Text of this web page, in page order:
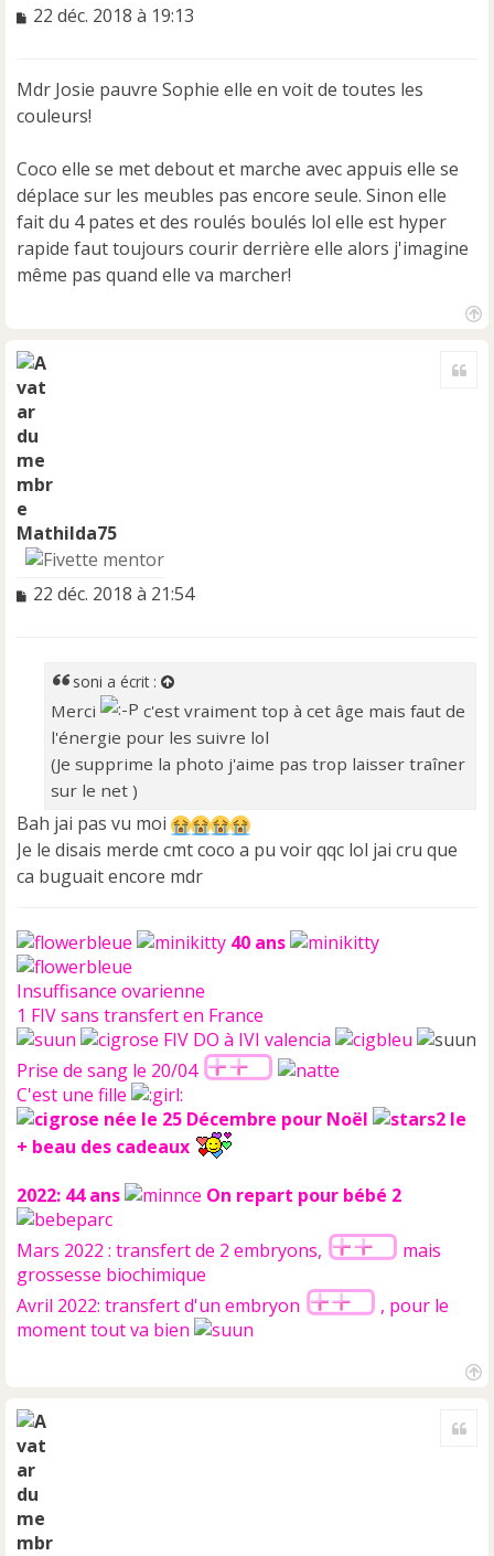
M
s
a
g
n
o
n
l
u
22 déc. 2018 à 19:13
Mdr Josie pauvre Sophie elle en voit de toutes les
couleurs!
Coco elle se met debout et marche avec appuis elle se
déplace sur les meubles pas encore seule. Sinon elle
fait du 4 pates et des roulés boulés lol elle est hyper
rapide faut toujours courir derrière elle alors j'imagine
même pas quand elle va marcher!
Mathilda75
M
u
22 déc. 2018 à 21:54
soni a écrit :
Merci
c'est vraiment top à cet âge mais faut de
l'énergie pour les suivre lol
(Je supprime la photo j'aime pas trop laisser traîner
sur le net )
Bah jai pas vu moi
Je le disais merde cmt coco a pu voir qqc lol jai cru que
ca buguait encore mdr
40 ans
Insuffisance ovarienne
1 FIV sans transfert en France
FIV DO à IVI valencia
Prise de sang le 20/04
C'est une fille
née le 25 Décembre pour Noël
le
+ beau des cadeaux
2022: 44 ans
On repart pour bébé 2
Mars 2022 : transfert de 2 embryons,
mais
grossesse biochimique
Avril 2022: transfert d'un embryon
, pour le
moment tout va bien